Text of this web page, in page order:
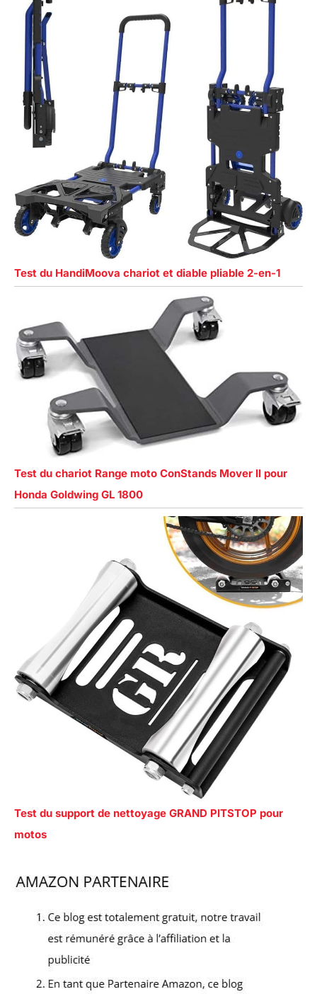
Test du HandiMoova chariot et diable pliable 2-en-1
Test du chariot Range moto ConStands Mover II pour
Honda Goldwing GL 1800
Test du support de nettoyage GRAND PITSTOP pour
motos